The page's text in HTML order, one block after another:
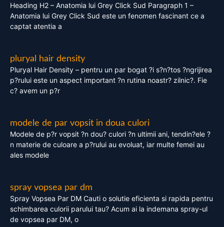
Heading H2 – Anatomia lui Grey Click Sud Paragraph 1 –
Anatomia lui Grey Click Sud este un fenomen fascinant ce a
captat atentia a
pluryal hair density
Pluryal Hair Density – pentru un par bogat ?i s?n?tos ?ngrijirea
p?rului este un aspect important ?n rutina noastr? zilnic?. Fie
c? avem un p?r
modele de par vopsit in doua culori
Modele de p?r vopsit ?n dou? culori ?n ultimii ani, tendin?ele ?
n materie de culoare a p?rului au evoluat, iar multe femei au
ales modele
spray vopsea par dm
Spray Vopsea Par DM Cauti o solutie eficienta si rapida pentru
schimbarea culorii parului tau? Acum ai la indemana spray-ul
de vopsea par DM, o